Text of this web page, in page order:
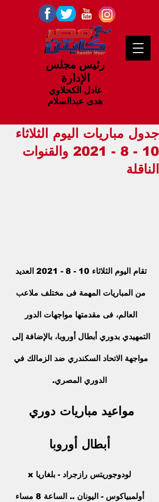
رئيس مجلس
الإدارة
عادل الكحلاوي
هدى عبدالسلام
جدول مباريات اليوم الثلاثاء
10 - 8 - 2021 والقنوات
الناقلة
تقام اليوم الثلاثاء 10 - 8 - 2021 العديد
من المباريات المهمة فى مختلف ملاعب
العالم، فى مقدمتها مواجهات الدور
التمهيدي بدوري أبطال أوروبا، بالإضافة إلى
مواجهة الاتحاد السكندري ضد الزمالك في
الدوري المصري.
مواعيد مباريات دوري
أبطال أوروبا
أولمبياكوس - اليونان .. الساعة 8 مساء